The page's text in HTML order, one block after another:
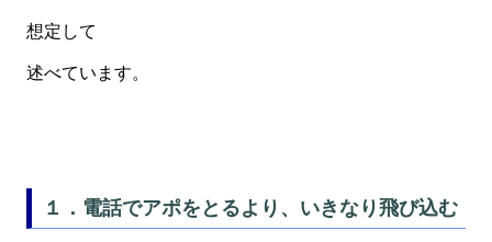
想定して
述べています。
１．電話でアポをとるより、いきなり飛び込む